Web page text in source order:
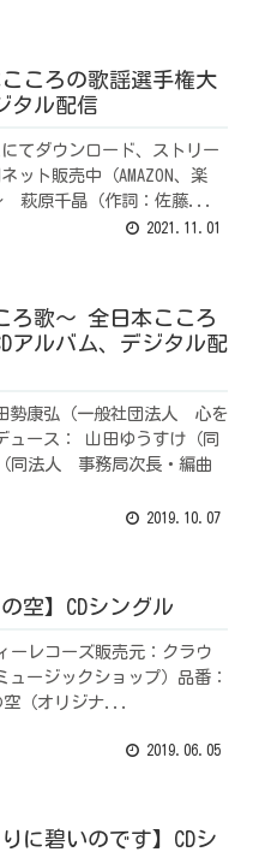
ころの歌謡選手権大
タル配信
てダウンロード、ストリー
ット販売中（AMAZON、楽
萩原千晶（作詞：佐藤...
2021.11.01
歌～ 全日本こころ
ルバム、デジタル配
勢康弘（一般社団法人 心を
ース： 山田ゆうすけ（同
同法人 事務局次長・編曲
2019.10.07
空】CDシングル
ーレコーズ販売元：クラウ
ージックショップ）品番：
空（オリジナ...
2019.06.05
碧いのです】CDシ